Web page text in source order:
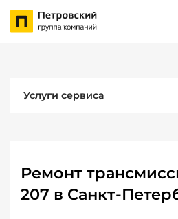
Услуги сервиса
Ремонт
207 в Санкт-